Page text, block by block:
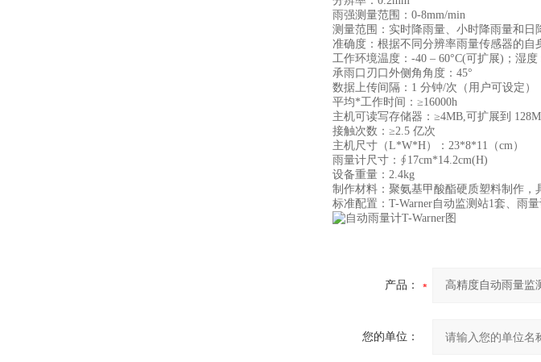
雨强测量范围：0-8mm/min
测量范围：实时降雨量、小时降雨量和日
准确度：根据不同分辨率雨量传感器的自
工作环境温度：-40 – 60°C(可扩展)；湿度
承雨口刃口外侧角角度：45°
数据上传间隔：1 分钟/次（用户可设定）
平均*工作时间：≥16000h
主机可读写存储器：≥4MB,可扩展到
接触次数：≥2.5 亿次
主机尺寸（L*W*H）：23*8*11（cm）
雨量计尺寸：∮17cm*14.2cm(H)
设备重量：2.4kg
制作材料：聚氨基甲酸酯硬质塑料制作，
标准配置：T-Warner自动监测站1套、雨量
产品：
您的单位：